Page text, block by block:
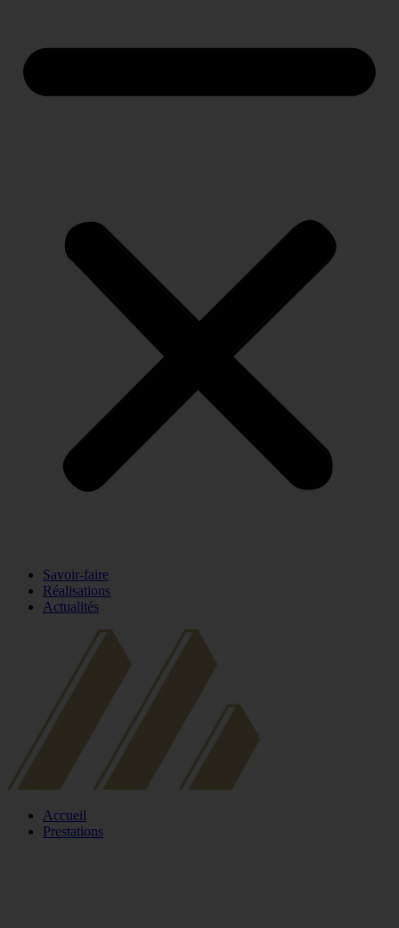
Savoir-faire
Réalisations
Actualités
Accueil
Prestations